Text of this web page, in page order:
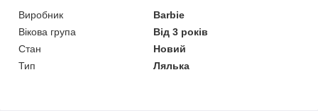
Виробник
Barbie
Вікова група
Від 3 років
Стан
Новий
Тип
Лялька